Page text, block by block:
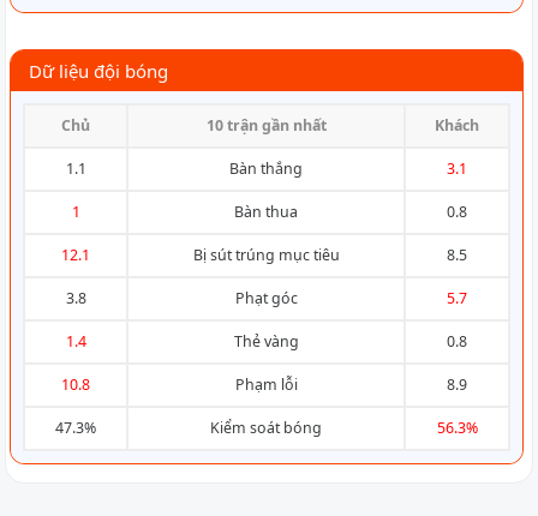
Dữ liệu đội bóng
Chủ 10 trận gần nhất Khách
1.1 Bàn thắng 3.1
1 Bàn thua 0.8
12.1 Bị sút trúng mục tiêu 8.5
3.8 Phạt góc 5.7
1.4 Thẻ vàng 0.8
10.8 Phạm lỗi 8.9
47.3% Kiểm soát bóng 56.3%